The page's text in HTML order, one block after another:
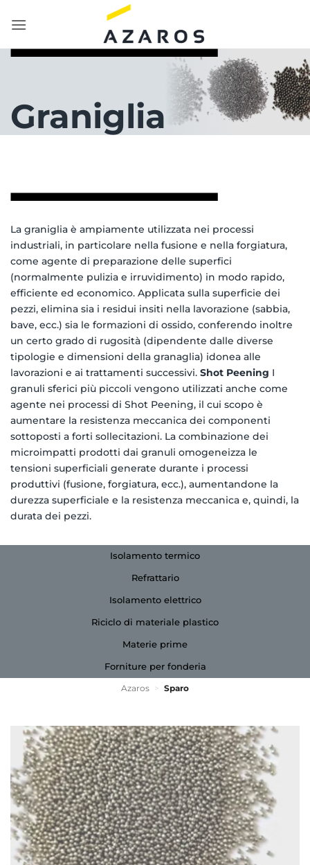
Graniglia
La graniglia è ampiamente utilizzata nei processi
industriali, in particolare nella fusione e nella forgiatura,
come agente di preparazione delle superfici
(normalmente pulizia e irruvidimento) in modo rapido,
efficiente ed economico. Applicata sulla superficie dei
pezzi, elimina sia i residui insiti nella lavorazione (sabbia,
bave, ecc.) sia le formazioni di ossido, conferendo inoltre
un certo grado di rugosità (dipendente dalle diverse
tipologie e dimensioni della granaglia) idonea alle
lavorazioni e ai trattamenti successivi. Shot Peening I
granuli sferici più piccoli vengono utilizzati anche come
agente nei processi di Shot Peening, il cui scopo è
aumentare la resistenza meccanica dei componenti
sottoposti a forti sollecitazioni. La combinazione dei
microimpatti prodotti dai granuli omogeneizza le
tensioni superficiali generate durante i processi
produttivi (fusione, forgiatura, ecc.), aumentandone la
durezza superficiale e la resistenza meccanica e, quindi, la
durata dei pezzi.
Isolamento termico
Refrattario
Isolamento elettrico
Riciclo di materiale plastico
Materie prime
Forniture per fonderia
Azaros > Sparo